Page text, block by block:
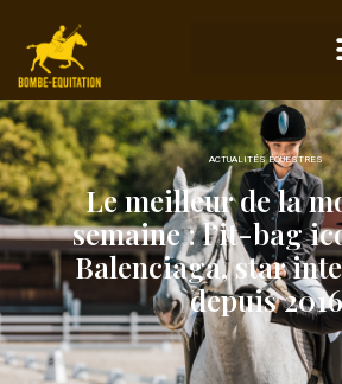
ACTUALITÉS ÉQUESTRES
Le meilleur de la
semaine : l’it-bag
Balenciaga, star
depuis 2016